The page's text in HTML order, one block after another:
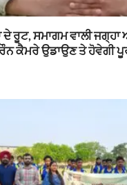
ਦੇ ਰੂਟ, ਸਮਾਗਮ ਵਾਲੀ
ਕੈਮਰੇ ਉਡਾਉਣ ਤੇ ਹੋਵੇਗੀ